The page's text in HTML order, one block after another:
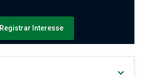
Registrar Interesse